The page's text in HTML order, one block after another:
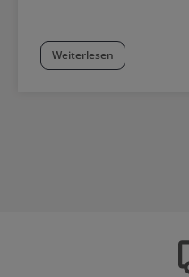
Weiterlesen